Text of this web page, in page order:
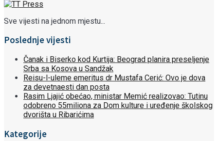
Sve vijesti na jednom mjestu...
Poslednje vijesti
Čanak i Biserko kod Kurtija: Beograd planira preseljenje
Srba sa Kosova u Sandžak
Reisu-l-uleme emeritus dr Mustafa Cerić: Ovo je dova
za devetnaesti dan posta
Rasim Ljajić obećao, ministar Memić realizovao: Tutinu
odobreno 55miliona za Dom kulture i uređenje školskog
dvorišta u Ribarićima
Kategorije